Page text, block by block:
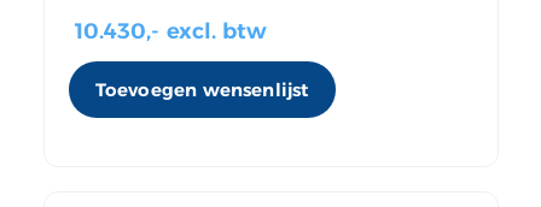
10.430,- excl. btw
Toevoegen wensenlijst